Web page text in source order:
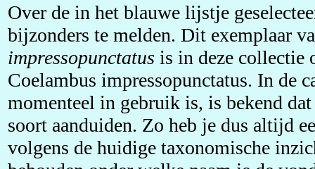
Over de in het blauwe lijstje
bijzonders te melden. Dit exemplaar
impressopunctatus is in deze collectie
Coelambus impressopunctatus. In de
momenteel in gebruik is, is bekend dat
soort aanduiden. Zo heb je dus altijd
volgens de huidige taxonomische